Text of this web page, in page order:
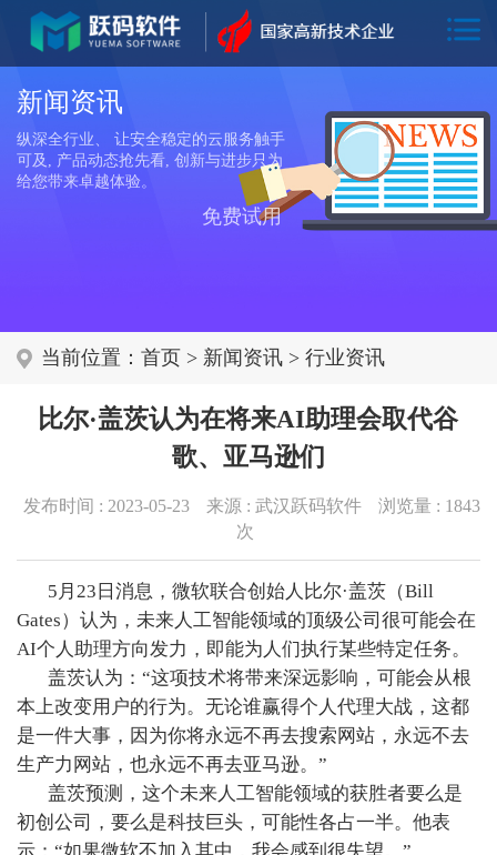
新闻资讯
纵深全行业、 让安全稳定的云服务触手
可及, 产品动态抢先看, 创新与进步只为
给您带来卓越体验。
免费试用
当前位置： 首页> 新闻资讯> 行业资讯
比尔·盖茨认为在将来AI助理会取代谷
歌、亚马逊们
发布时间 : 2023-05-23 来源 : 武汉跃码软件 浏览量 : 1843
次
5月23日消息，微软联合创始人比尔·盖茨（Bill
Gates）认为，未来人工智能领域的顶级公司很可能会在
AI个人助理方向发力，即能为人们执行某些特定任务。
盖茨认为：“这项技术将带来深远影响，可能会从根
本上改变用户的行为。无论谁赢得个人代理大战，这都
是一件大事，因为你将永远不再去搜索网站，永远不去
生产力网站，也永远不再去亚马逊。”
盖茨预测，这个未来人工智能领域的获胜者要么是
初创公司，要么是科技巨头，可能性各占一半。他表